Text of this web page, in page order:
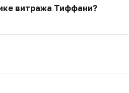
витража Тиффани?